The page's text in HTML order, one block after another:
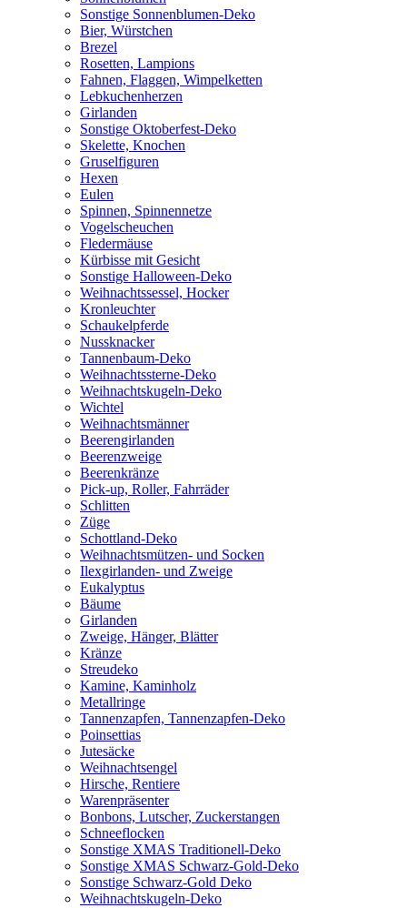
Sonstige Sonnenblumen-Deko
Bier, Würstchen
Brezel
Rosetten, Lampions
Fahnen, Flaggen, Wimpelketten
Lebkuchenherzen
Girlanden
Sonstige Oktoberfest-Deko
Skelette, Knochen
Gruselfiguren
Hexen
Eulen
Spinnen, Spinnennetze
Vogelscheuchen
Fledermäuse
Kürbisse mit Gesicht
Sonstige Halloween-Deko
Weihnachtssessel, Hocker
Kronleuchter
Schaukelpferde
Nussknacker
Tannenbaum-Deko
Weihnachtssterne-Deko
Weihnachtskugeln-Deko
Wichtel
Weihnachtsmänner
Beerengirlanden
Beerenzweige
Beerenkränze
Pick-up, Roller, Fahrräder
Schlitten
Züge
Schottland-Deko
Weihnachtsmützen- und Socken
Ilexgirlanden- und Zweige
Eukalyptus
Bäume
Girlanden
Zweige, Hänger, Blätter
Kränze
Streudeko
Kamine, Kaminholz
Metallringe
Tannenzapfen, Tannenzapfen-Deko
Poinsettias
Jutesäcke
Weihnachtsengel
Hirsche, Rentiere
Warenpräsenter
Bonbons, Lutscher, Zuckerstangen
Schneeflocken
Sonstige XMAS Traditionell-Deko
Sonstige XMAS Schwarz-Gold-Deko
Sonstige Schwarz-Gold Deko
Weihnachtskugeln-Deko